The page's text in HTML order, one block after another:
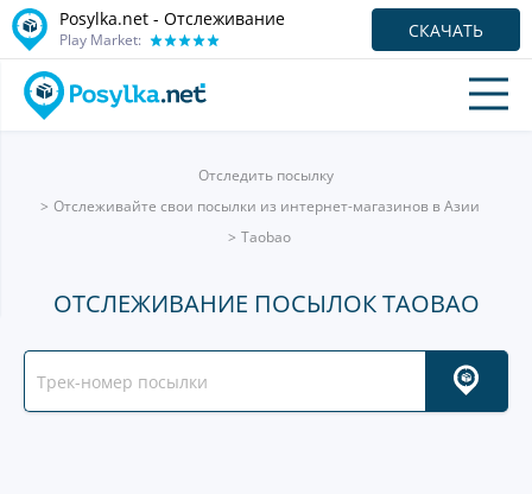
Posylka.net - Отслеживание
Play Market: СКАЧАТЬ
Отследить посылку
Отслеживайте свои посылки из интернет-магазинов в Азии
Taobao
ОТСЛЕЖИВАНИЕ ПОСЫЛОК TAOBAO